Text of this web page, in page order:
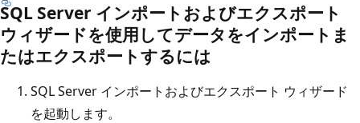
SQL Server インポートおよびエクスポート
ウィザードを使用してデータをインポートま
たはエクスポートするには
SQL Server インポートおよびエクスポート ウィザード
を起動します。